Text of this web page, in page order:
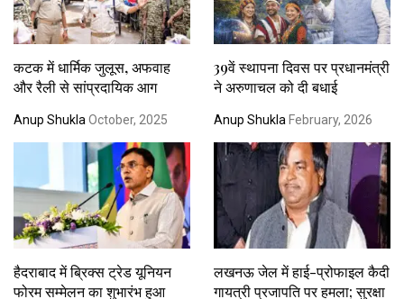
कटक में धार्मिक जुलूस, अफवाह
और रैली से सांप्रदायिक आग
Anup Shukla October, 2025
39वें स्थापना दिवस पर प्रधानमंत्री
ने अरुणाचल को दी बधाई
Anup Shukla February, 2026
हैदराबाद में ब्रिक्स ट्रेड यूनियन
फोरम सम्मेलन का शुभारंभ हुआ
लखनऊ जेल में हाई-प्रोफाइल कैदी
गायत्री प्रजापति पर हमला; सुरक्षा